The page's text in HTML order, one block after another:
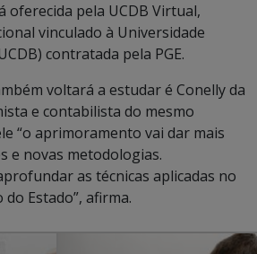
oferecida pela UCDB Virtual,
vinculado à Universidade
contratada pela PGE.
voltará a estudar é Conelly da
e contabilista do mesmo
“o aprimoramento vai dar mais
e novas metodologias.
as técnicas aplicadas no
Estado”, afirma.